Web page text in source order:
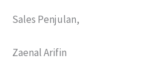
Sales Penjulan,
Zaenal Arifin